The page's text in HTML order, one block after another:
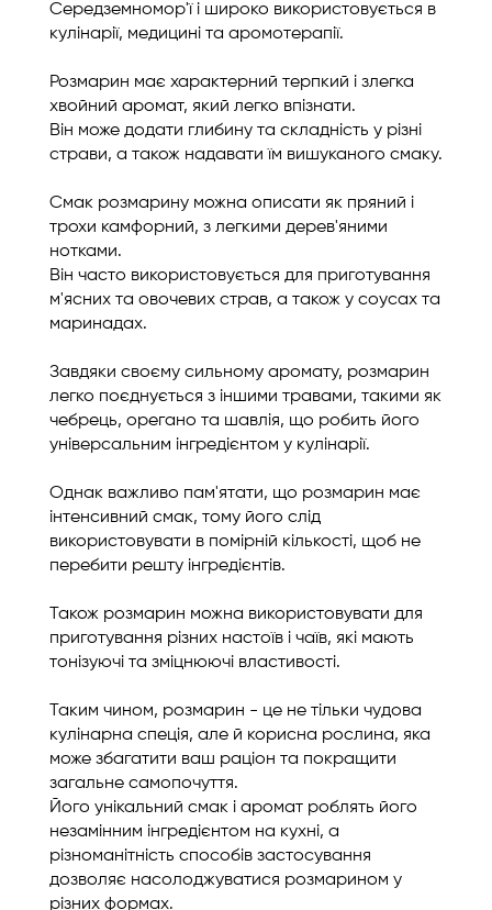
Середземномор'ї і широко використовується в
кулінарії, медицині та аромотерапії.
Розмарин має характерний терпкий і злегка
хвойний аромат, який легко впізнати.
Він може додати глибину та складність у різні
страви, а також надавати їм вишуканого смаку.
Смак розмарину можна описати як пряний і
трохи камфорний, з легкими дерев'яними
нотками.
Він часто використовується для приготування
м'ясних та овочевих страв, а також у соусах та
маринадах.
Завдяки своєму сильному аромату, розмарин
легко поєднується з іншими травами, такими як
чебрець, орегано та шавлія, що робить його
універсальним інгредієнтом у кулінарії.
Однак важливо пам'ятати, що розмарин має
інтенсивний смак, тому його слід
використовувати в помірній кількості, щоб не
перебити решту інгредієнтів.
Також розмарин можна використовувати для
приготування різних настоїв і чаїв, які мають
тонізуючі та зміцнюючі властивості.
Таким чином, розмарин - це не тільки чудова
кулінарна спеція, але й корисна рослина, яка
може збагатити ваш раціон та покращити
загальне самопочуття.
Його унікальний смак і аромат роблять його
незамінним інгредієнтом на кухні, а
різноманітність способів застосування
дозволяє насолоджуватися розмарином у
різних формах.